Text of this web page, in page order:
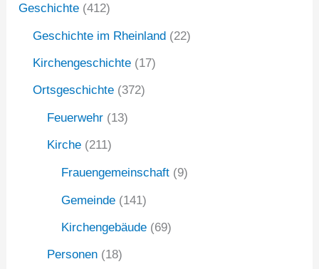
Geschichte (412)
Geschichte im Rheinland (22)
Kirchengeschichte (17)
Ortsgeschichte (372)
Feuerwehr (13)
Kirche (211)
Frauengemeinschaft (9)
Gemeinde (141)
Kirchengebäude (69)
Personen (18)